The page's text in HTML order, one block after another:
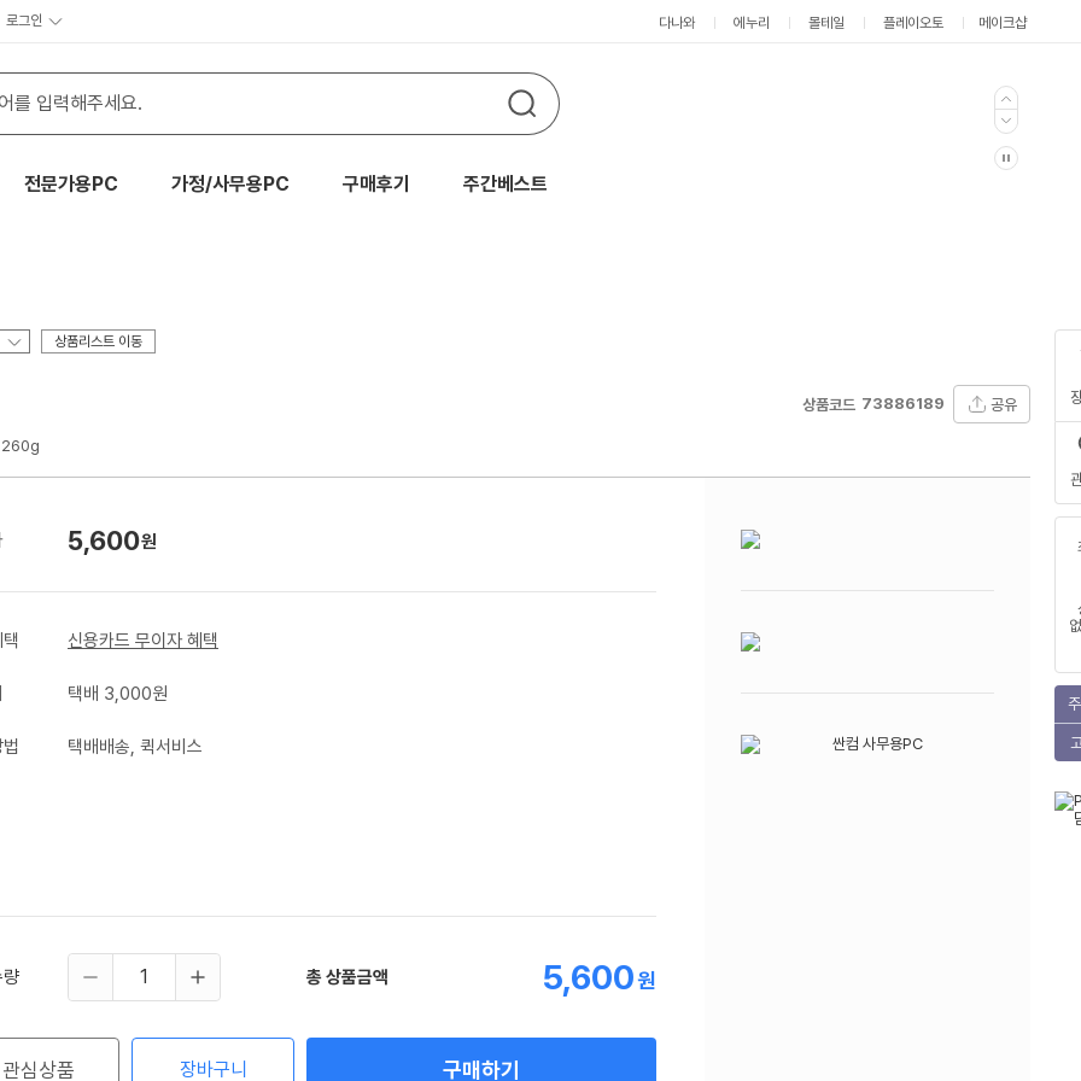
로그인 다나와 에누리 몰테일 플레이오토 메이크샵
전문가용PC 가정/사무용PC 구매후기 주간베스트
상품리스트 이동
상품코드 73886189 공유
260g
5,600원
신용카드 무이자 혜택
택배 3,000원
택배배송, 퀵서비스
량 총 상품금액 5,600원
관심상품 장바구니 구매하기